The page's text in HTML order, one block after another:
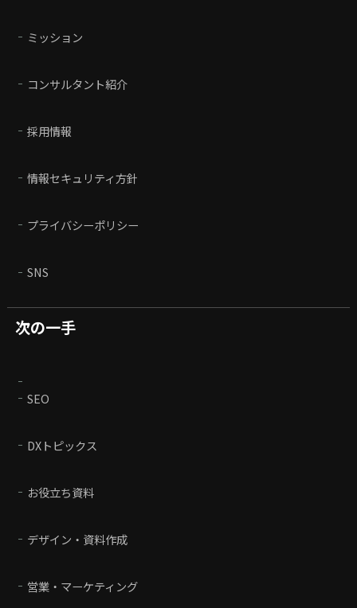
ミッション
コンサルタント紹介
採用情報
情報セキュリティ方針
プライバシーポリシー
SNS
次の一手
SEO
DXトピックス
お役立ち資料
デザイン・資料作成
営業・マーケティング